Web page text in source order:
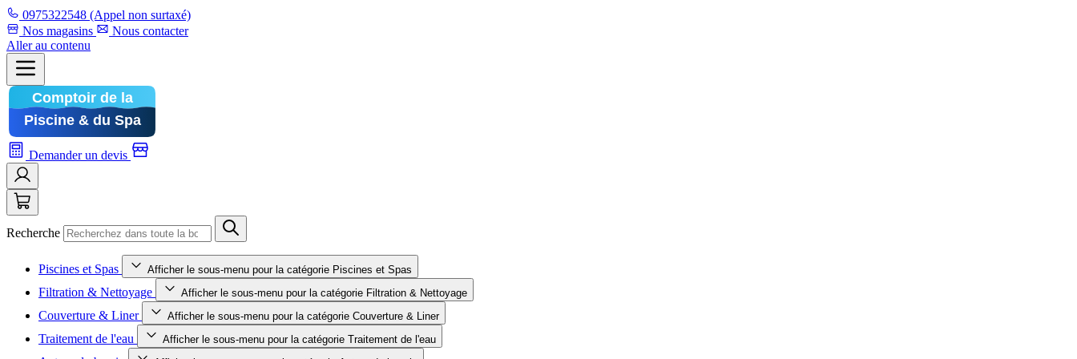
0975322548 (Appel non surtaxé)
Nos magasins
Nous contacter
Aller au contenu
Demander un devis
Recherche
Piscines et Spas Afficher le sous-menu pour la catégorie Piscines et Spas
Filtration & Nettoyage Afficher le sous-menu pour la catégorie Filtration & Nettoyage
Couverture & Liner Afficher le sous-menu pour la catégorie Couverture & Liner
Traitement de l'eau Afficher le sous-menu pour la catégorie Traitement de l'eau